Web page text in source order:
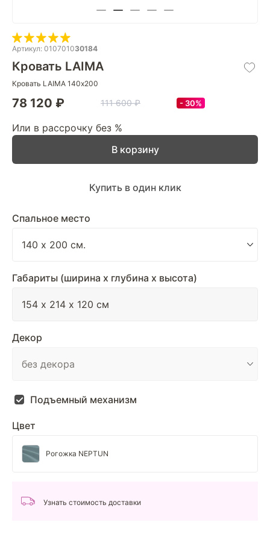
Артикул: 010701030184
Кровать LAIMA
Кровать LAIMA 140х200
78 120 ₽ 111 600 ₽ 30%
Или в рассрочку без %
Спальное место
Габариты (ширина х глубина х высота)
Декор
Подъемный механизм
Цвет
Рогожка NEPTUN
В корзину
Купить в один клик
Узнать стоимость доставки